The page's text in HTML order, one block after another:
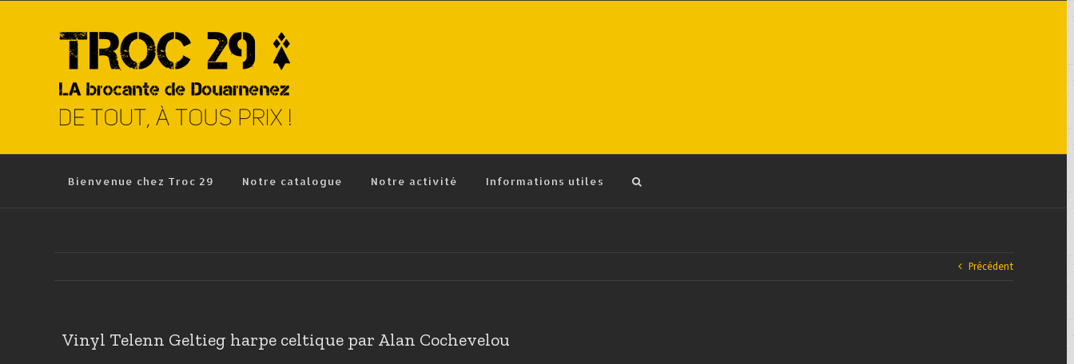
Bienvenue chez Troc 29 Notre catalogue Notre activité Informations utiles
Précédent
Vinyl Telenn Geltieg harpe celtique par Alan Cochevelou